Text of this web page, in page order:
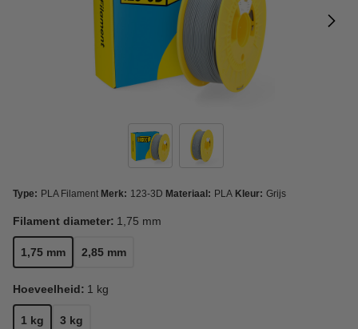
Type: PLA Filament Merk: 123-3D Materiaal: PLA Kleur: Grijs
Filament diameter: 1,75 mm
1,75 mm 2,85 mm
Hoeveelheid: 1 kg
1 kg 3 kg